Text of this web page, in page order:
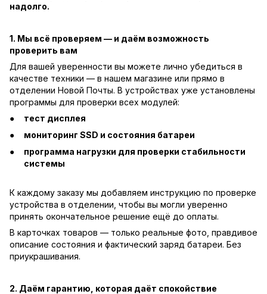
надолго.
1. Мы всё проверяем — и даём возможность
проверить вам
Для вашей уверенности вы можете лично убедиться в
качестве техники — в нашем магазине или прямо в
отделении Новой Почты. В устройствах уже установлены
программы для проверки всех модулей:
тест дисплея
мониторинг SSD и состояния батареи
программа нагрузки для проверки стабильности
системы
К каждому заказу мы добавляем инструкцию по проверке
устройства в отделении, чтобы вы могли уверенно
принять окончательное решение ещё до оплаты.
В карточках товаров — только реальные фото, правдивое
описание состояния и фактический заряд батареи. Без
приукрашивания.
2. Даём гарантию, которая даёт спокойствие